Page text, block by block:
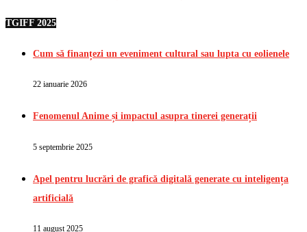
TGIFF 2025
Cum să finanțezi un eveniment cultural sau lupta cu eolienele
22 ianuarie 2026
Fenomenul Anime și impactul asupra tinerei generații
5 septembrie 2025
Apel pentru lucrări de grafică digitală generate cu inteligența
artificială
11 august 2025